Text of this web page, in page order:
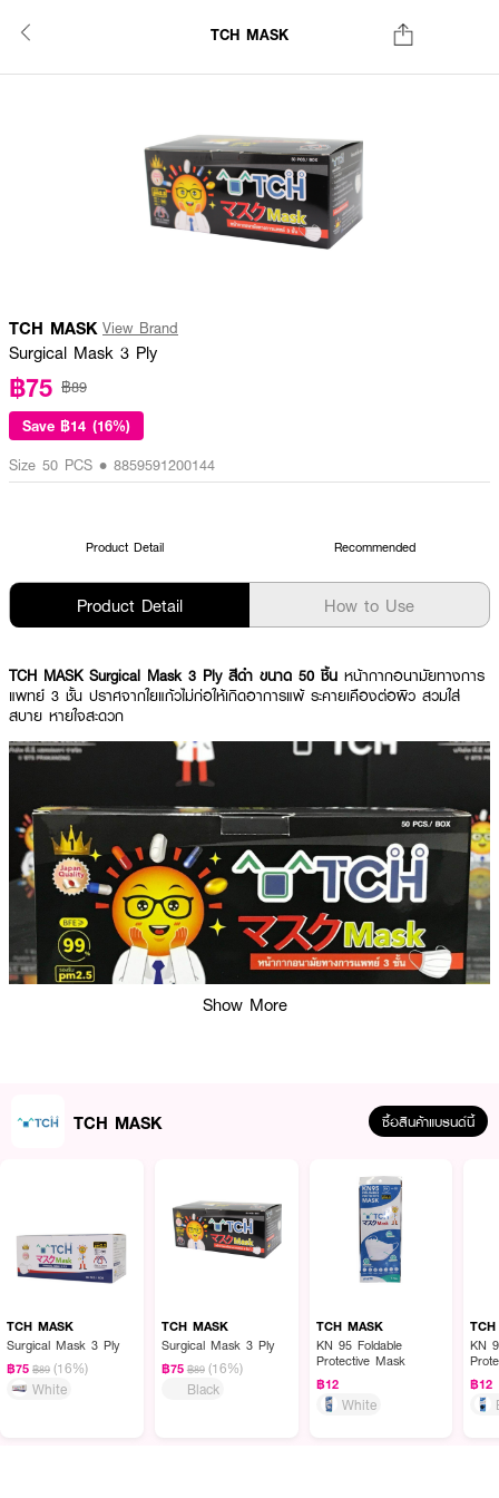
TCH MASK
TCH MASK View Brand
Surgical Mask 3 Ply
฿75 ฿89
Save ฿14 (16%)
Size 50 PCS • 8859591200144
Product Detail Recommended
Product Detail How to Use
TCH MASK Surgical Mask 3 Ply สีดำ ขนาด 50 ชิ้น หน้ากากอนามัยทางการ
แพทย์ 3 ชั้น ปราศจากใยแก้วไม่ก่อให้เกิดอาการแพ้ ระคายเคืองต่อผิว สวมใส่
สบาย หายใจสะดวก
ผลลัพธ์ที่ได้ :
Surgical Mask 3 Ply ปราศจากใยแก้วไม่ก่อให้เกิดอาการแพ้ ระคายเคืองต่อผิว
สามารถปรับแกนเพื่อกระชับกับใบหน้าได้มีประสิทธิภาพการกรอง BFE มากกว่า
99% รองรับป้องกันฝุ่น PM2.5
● หน้ากากอนามัยทางการแพทย์ 3 ชั้น
● สามารถปรับแกนเพื่อกระชับกับใบหน้า
● กรอง BFE มากกว่า 99%รองรับป้องกันฝุ่น PM2.5
Show More
TCH MASK ซื้อสินค้าแบรนด์นี้
TCH MASK
Surgical Mask 3 Ply
฿75 ฿89 (16%)
White
TCH MASK
Surgical Mask 3 Ply
฿75 ฿89 (16%)
Black
TCH MASK
KN 95 Foldable
Protective Mask
฿12
White
KN
฿12